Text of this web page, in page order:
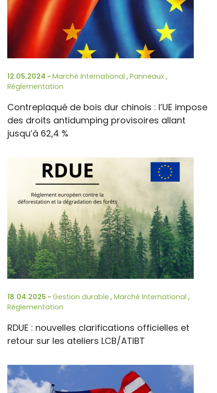
12.05.2024 - Marché International , Panneaux,
Réglementation
Contreplaqué de bois dur chinois : l’UE impose
des droits antidumping provisoires allant
jusqu’à 62,4 %
18.04.2025 - Gestion durable , Marché International ,
Réglementation
RDUE : nouvelles clarifications officielles et
retour sur les ateliers LCB/ATIBT